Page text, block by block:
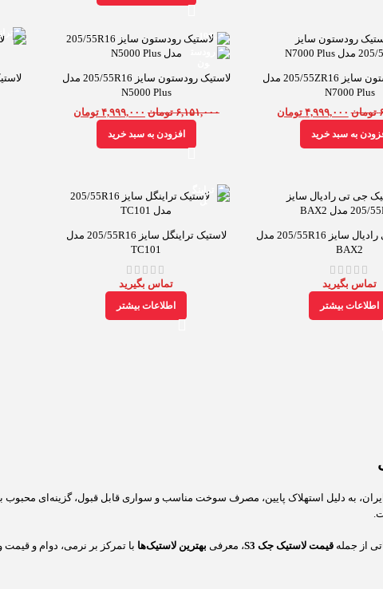
لاستیک رودستون سایز 205/55ZR16 مدل
N7000 Plus
تومان ۴,۹۹۹,۰۰۰ تومان
به سبد خرید
-19%
لاستیک رودستون سایز 205/55R16 مدل
N5000 Plus
۶,۱۵۱,۰۰۰ تومان ۴,۹۹۹,۰۰۰ تومان
افزودن به سبد خرید
لاستیک جی تی رادیال سایز 205/55R16 مدل
BAX2
تماس بگیرید
اطلاعات بیشتر
لاستیک تراینگل سایز 205/55R16 مدل
TC101
تماس بگیرید
اطلاعات بیشتر
از جمله قیمت لاستیک جک S3 ، معرفی بهترین لاستیک‌ها با تمرکز بر نرمی، دوام و